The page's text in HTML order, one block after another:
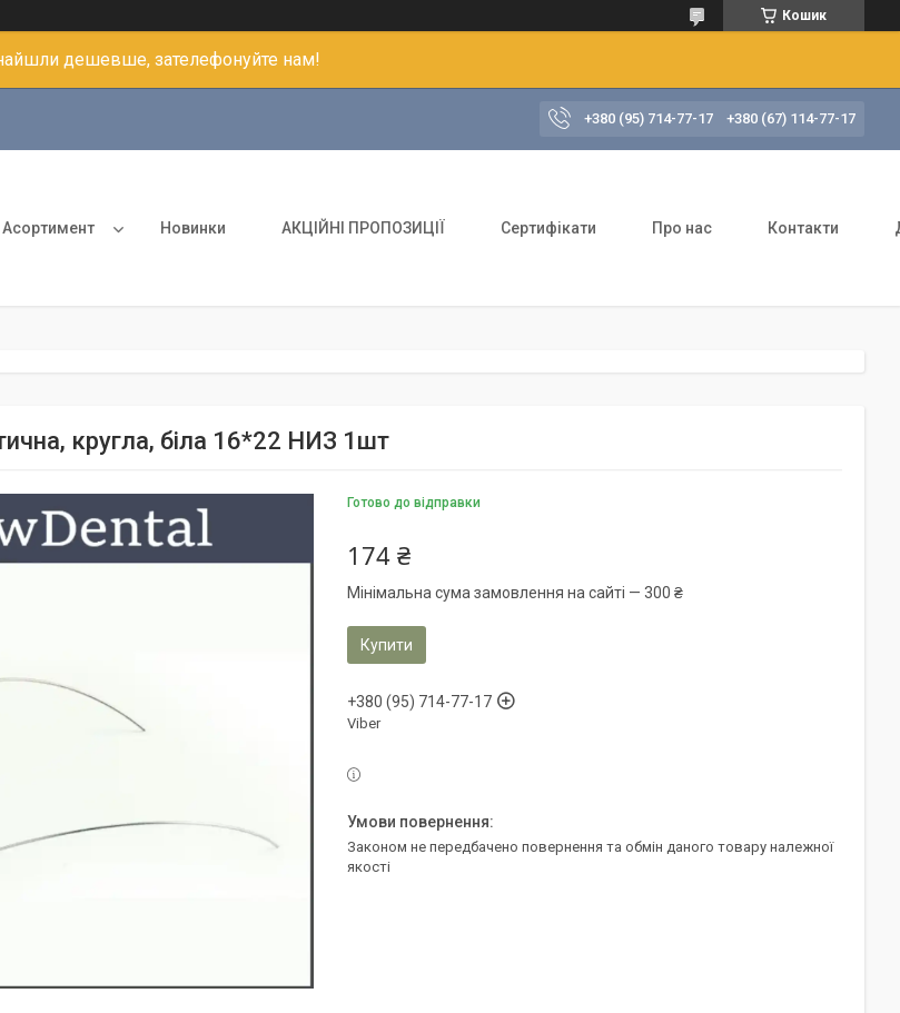
Кошик
дешевше, зателефонуйте нам!
+380 (95) 714-77-17 +380 (67) 114-77-17
Асортимент Новинки АКЦІЙНІ ПРОПОЗИЦІЇ Сертифікати Про нас Контакти
кругла, біла 16*22 НИЗ 1шт
Готово до відправки
174 ₴
Мінімальна сума замовлення на сайті — 300 ₴
Купити
+380 (95) 714-77-17
Viber
Законом не передбачено повернення та обмін даного товару належної
якості